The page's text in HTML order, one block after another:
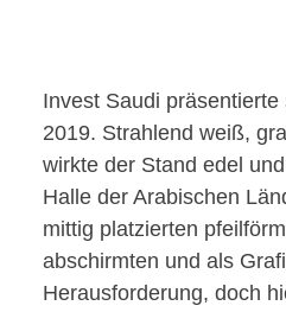
Invest Saudi
2019. Strahlend weiß,
wirkte der Stand edel
Halle der Arabischen
mittig platzierten
abschirmten und als
Herausforderung, doch